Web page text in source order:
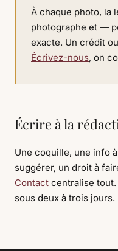
À chaque photo, la
photographe et —
exacte. Un crédit
Écrivez-nous, on
Écrire à la
Une coquille, une info
suggérer, un droit à
Contact centralise
sous deux à trois jours.